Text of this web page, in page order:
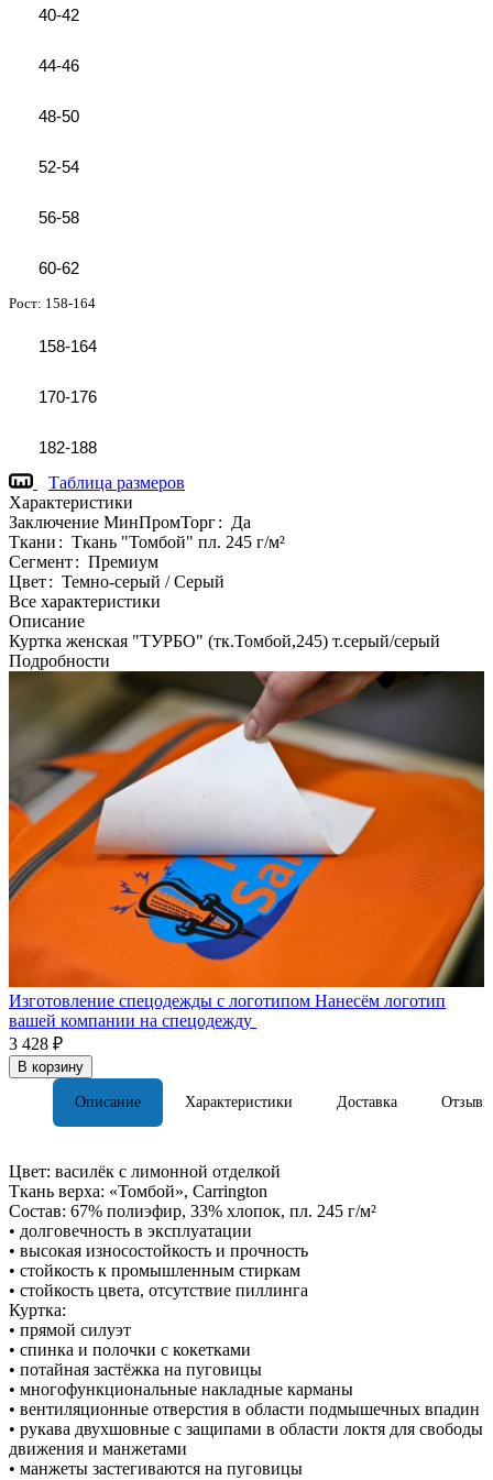
40-42
44-46
48-50
52-54
56-58
60-62
Рост: 158-164
158-164
170-176
182-188
Таблица размеров
Характеристики
Заключение МинПромТорг: Да
Ткани: Ткань "Томбой" пл. 245 г/м²
Сегмент: Премиум
Цвет: Темно-серый / Серый
Все характеристики
Описание
Куртка женская "ТУРБО" (тк.Томбой,245) т.серый/серый
Подробности
Изготовление спецодежды с логотипом Нанесём логотип
вашей компании на спецодежду
3 428 ₽
В корзину
Описание Характеристики Доставка Отзывы
Цвет: василёк с лимонной отделкой
Ткань верха: «Томбой», Carrington
Состав: 67% полиэфир, 33% хлопок, пл. 245 г/м²
• долговечность в эксплуатации
• высокая износостойкость и прочность
• стойкость к промышленным стиркам
• стойкость цвета, отсутствие пиллинга
Куртка:
• прямой силуэт
• спинка и полочки с кокетками
• потайная застёжка на пуговицы
• многофункциональные накладные карманы
• вентиляционные отверстия в области подмышечных впадин
• рукава двухшовные с защипами в области локтя для свободы
движения и манжетами
• манжеты застегиваются на пуговицы